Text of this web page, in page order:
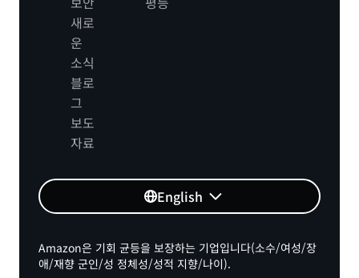
새로
운
소식
블로
그
보도
자료
English
Amazon은 기회 균등을 보장하는 기업입니다(소수/여성/장
애/재향 군인/성 정체성/성적 지향/나이).